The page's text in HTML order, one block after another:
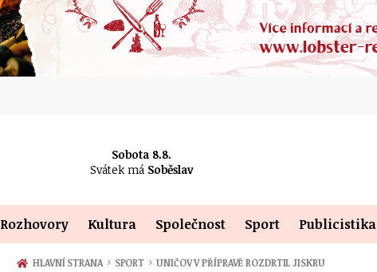
Sobota 8.8.
Svátek má Soběslav
Rozhovory Kultura Společnost Sport Publicistika
HLAVNÍ STRANA › SPORT › UNIČOV V PŘÍPRAVĚ ROZDRTIL JISKRU